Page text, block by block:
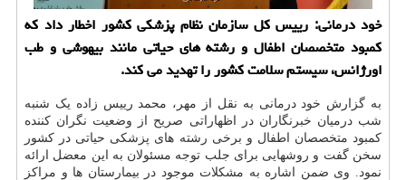
خود درمانی: رییس کل سازمان نظام پزشکی کشور اخطار داد که
کمبود متخصصان اطفال و رشته های حیاتی مانند بیهوشی و طب
اورژانس، سیستم سلامت کشور را تهدید می کند.
به گزارش خود درمانی به نقل از مهر، محمد رییس زاده یک شنبه
شب درمیان خبرنگاران در اظهاراتی صریح از وضعیت نگران کننده
کمبود متخصصان اطفال و برخی رشته های پزشکی حیاتی در کشور
سخن گفت و روشهایی برای جلب توجه مسئولان به این معضل ارائه
نمود. وی ضمن اشاره به مشکلات موجود در بیمارستان ها و مراکز